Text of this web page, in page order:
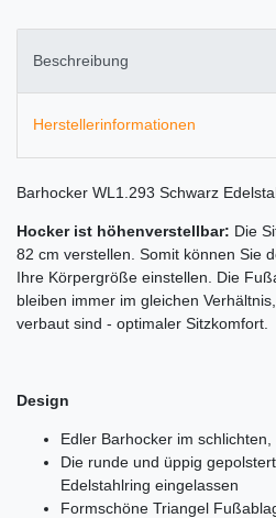
Beschreibung
Herstellerinformationen
Barhocker WL1.293 Schwarz
Hocker ist höhenverstellbar: Die
82 cm verstellen. Somit können Sie
Ihre Körpergröße einstellen. Die
bleiben immer im gleichen
verbaut sind - optimaler Sitzkomfort.
Design
Edler Barhocker im
Die runde und üppig
Edelstahlring eingelassen
Formschöne Triangel